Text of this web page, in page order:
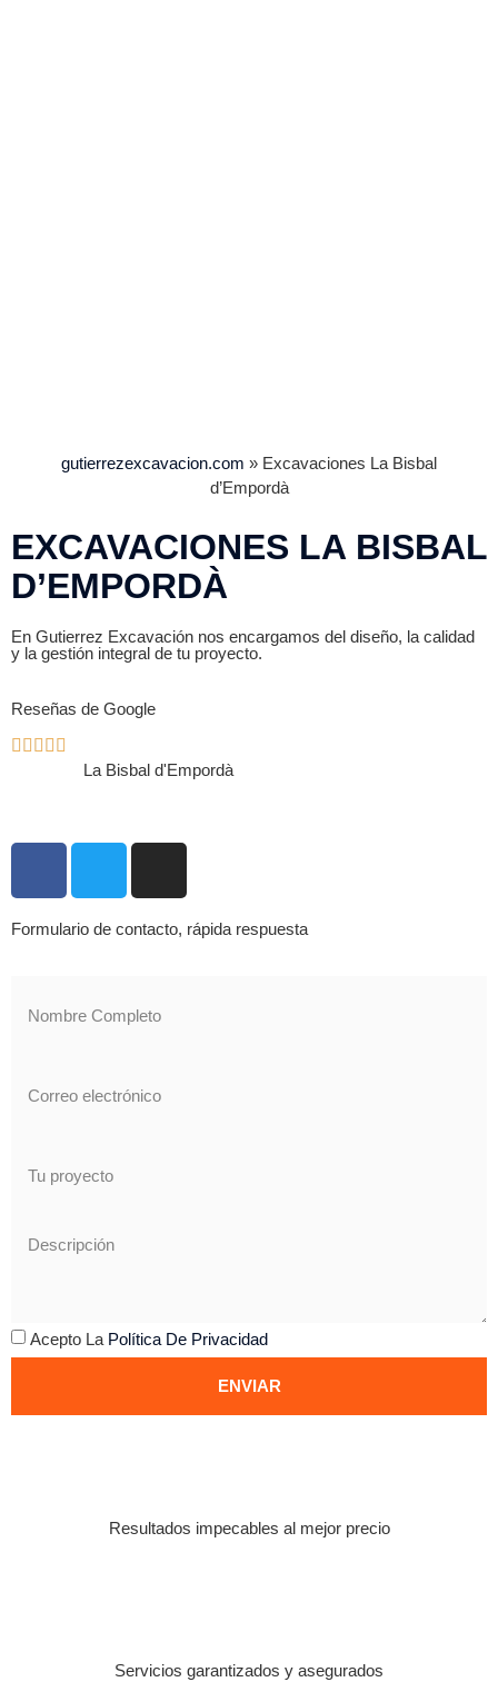
gutierrezexcavacion.com » Excavaciones La Bisbal
d’Empordà
EXCAVACIONES LA BISBAL
D’EMPORDÀ
En Gutierrez Excavación nos encargamos del diseño, la calidad
y la gestión integral de tu proyecto.
Reseñas de Google
La Bisbal d'Empordà
Formulario de contacto, rápida respuesta
Acepto La Política De Privacidad
ENVIAR
Resultados impecables al mejor precio
Servicios garantizados y asegurados